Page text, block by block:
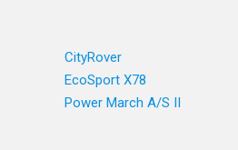
CityRover
EcoSport X78
Power March A/S II